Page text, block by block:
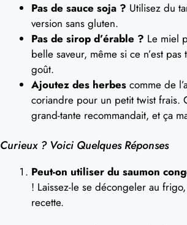
Pas de sauce soja ? Utilisez du
version sans gluten.
Pas de sirop d’érable ? Le miel
belle saveur, même si ce n’est
goût.
Ajoutez des herbes comme de
coriandre pour un petit twist frais.
grand-tante recommandait, et ça
Curieux ? Voici Quelques Réponses
Peut-on utiliser du saumon
! Laissez-le se décongeler au
recette.